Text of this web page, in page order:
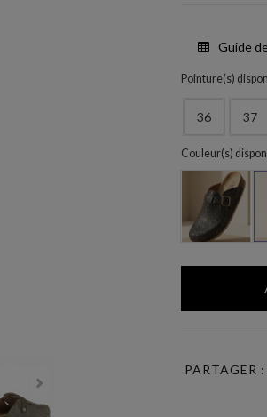
Guide
Pointure(s)
36 37
Couleur(s)
Negro
PARTAGER :